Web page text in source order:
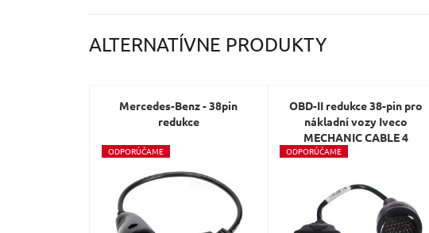
ALTERNATÍVNE PRODUKTY
Mercedes-Benz - 38pin
redukce
ODPORÚČAME
OBD-II redukce 38-pin pro
nákladní vozy Iveco
MECHANIC CABLE 4
ODPORÚČAME